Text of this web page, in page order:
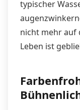
typischer
nicht mehr auf
Leben ist